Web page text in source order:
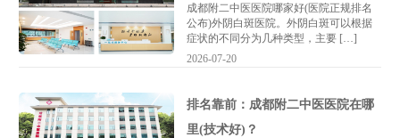
成都附二中医医院哪家好(医院正规排名
公布)外阴白斑医院。外阴白斑可以根据
症状的不同分为几种类型，主要 […]
2026-07-20
排名靠前：成都附二中医医院在哪
里(技术好)？